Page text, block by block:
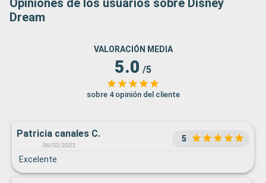
Opiniones de los usuarios sobre Disney
Dream
VALORACIÓN MEDIA
5.0 /5
sobre 4 opinión del cliente
Patricia canales C.
06/03/2023
5
Excelente